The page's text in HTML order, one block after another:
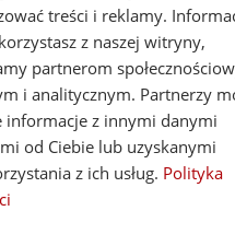
treści i reklamy.
z naszej witryny,
partnerom
i analitycznym. Partnerzy
informacje z innymi danymi
od Ciebie lub uzyskanymi
z ich usług. Polityka